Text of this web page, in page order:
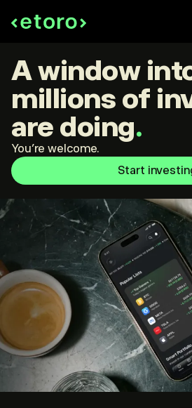
A window
millions of
are doing.
You're welcome.
Start